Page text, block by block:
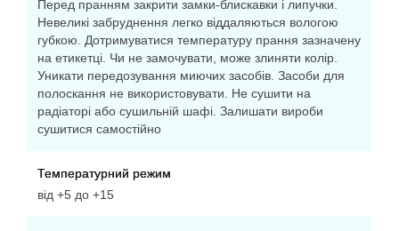
Перед пранням закрити замки-блискавки і липучки.
Невеликі забруднення легко віддаляються вологою
губкою. Дотримуватися температуру прання зазначену
на етикетці. Чи не замочувати, може злиняти колір.
Уникати передозування миючих засобів. Засоби для
полоскання не використовувати. Не сушити на
радіаторі або сушильній шафі. Залишати вироби
сушитися самостійно
Температурний режим
від +5 до +15